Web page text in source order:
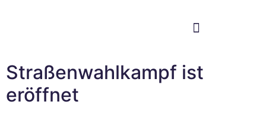
Straßenwahlkampf ist
eröffnet